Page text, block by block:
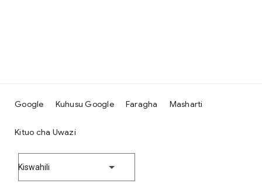
Google Kuhusu Google Faragha Masharti
Kituo cha Uwazi
Kiswahili